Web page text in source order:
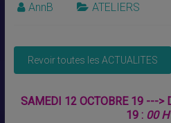
AnnB ATELIERS
SAMEDI 12 OCTOBRE 19 --->
19 : 00